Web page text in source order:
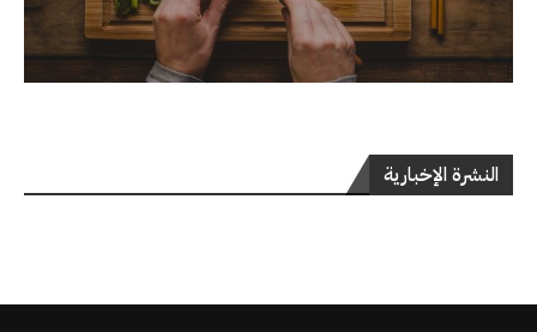
النشرة الإخبارية